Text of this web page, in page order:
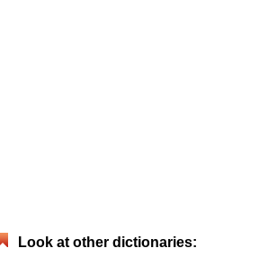
Look at other dictionaries: